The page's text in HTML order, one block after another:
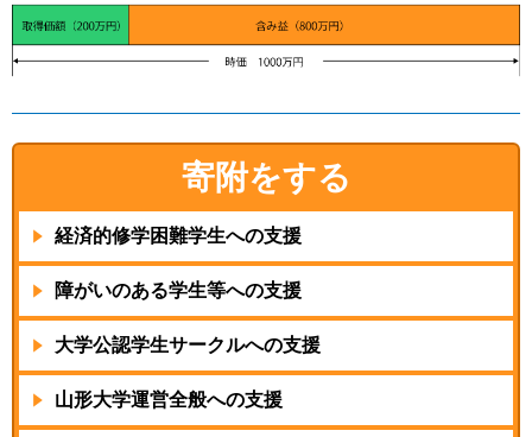
寄附をする
経済的修学困難学生への支援
障がいのある学生等への支援
大学公認学生サークルへの支援
山形大学運営全般への支援